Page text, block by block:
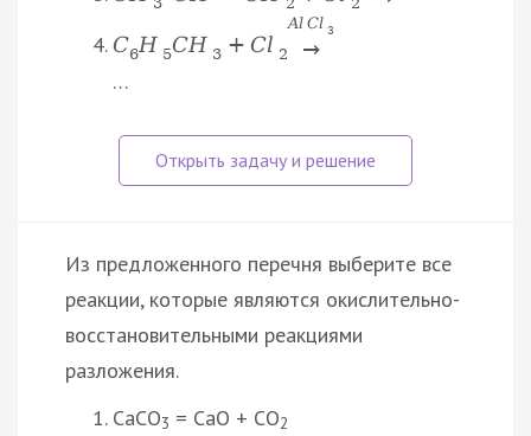
C6H 5CH 3 + Cl 2
Al Cl 3
→
…
Из предложенного перечня выберите все
реакции, которые являются окислительно-
восстановительными реакциями
разложения.
CaCO3 = CaO + CO2